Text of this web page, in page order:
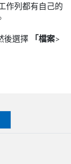
作列都有自己的
後選擇
「檔案>